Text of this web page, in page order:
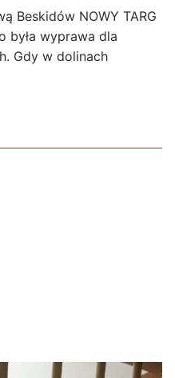
Beskidów NOWY TARG
była wyprawa dla
Gdy w dolinach